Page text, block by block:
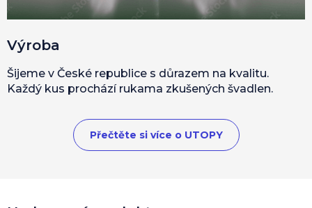
Výroba
Šijeme v České republice s důrazem na kvalitu.
Každý kus prochází rukama zkušených švadlen.
Přečtěte si více o UTOPY